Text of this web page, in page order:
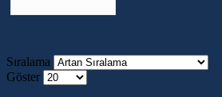
Sıralama
Göster